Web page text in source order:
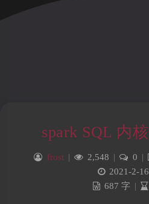
spark SQL 内
frost | 2,548 | 0 |
2021-2-
687 字 |